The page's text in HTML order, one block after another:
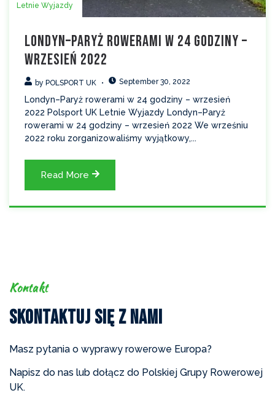
Letnie Wyjazdy
Londyn–Paryż rowerami w 24 godziny –
wrzesień 2022
by POLSPORT UK September 30, 2022
Londyn–Paryż rowerami w 24 godziny – wrzesień
2022 Polsport UK Letnie Wyjazdy Londyn–Paryż
rowerami w 24 godziny – wrzesień 2022 We wrześniu
2022 roku zorganizowaliśmy wyjątkowy,...
Read More
Kontakt
Skontaktuj Się z Nami
Masz pytania o wyprawy rowerowe Europa?
Napisz do nas lub dołącz do Polskiej Grupy Rowerowej
UK.